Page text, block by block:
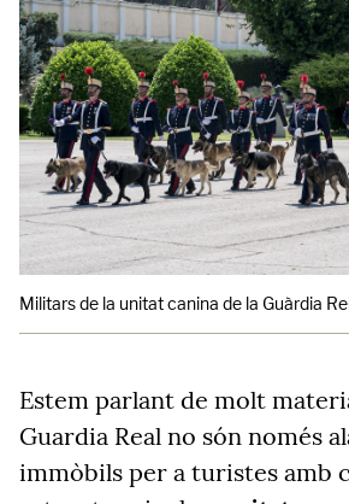
Militars de la unitat canina de la Guàrdia
Estem parlant de molt
Guardia Real no són només
immòbils per a turistes amb